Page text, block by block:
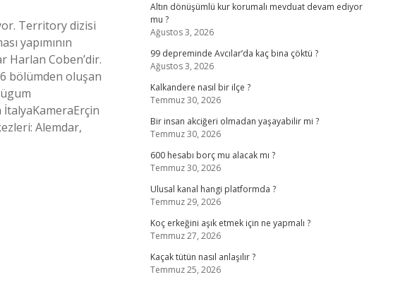
Territory dizisi
yapımının
Harlan Coben’dir.
6 bölümden oluşan
Alemdar,
Altın dönüşümlü kur korumalı mevduat devam ediyor
mu ?
Ağustos 3, 2026
99 depreminde Avcılar’da kaç bina çöktü ?
Ağustos 3, 2026
Kalkandere nasıl bir ilçe ?
Temmuz 30, 2026
Bir insan akciğeri olmadan yaşayabilir mi ?
Temmuz 30, 2026
600 hesabı borç mu alacak mı ?
Temmuz 30, 2026
Ulusal kanal hangi platformda ?
Temmuz 29, 2026
Koç erkeğini aşık etmek için ne yapmalı ?
Temmuz 27, 2026
Kaçak tütün nasıl anlaşılır ?
Temmuz 25, 2026